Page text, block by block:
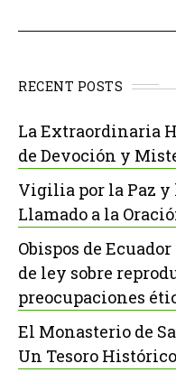
RECENT POSTS
La Extraordinaria
de Devoción y
Vigilia por la Paz y
Llamado a la
Obispos de
de ley sobre
preocupaciones
El Monasterio de
Un Tesoro